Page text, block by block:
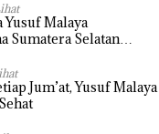
Sumatera Selatan
Jum’at, Yusuf Malaya